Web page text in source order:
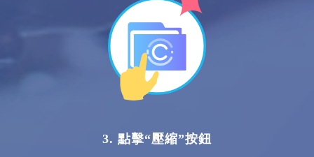
3. 點擊“壓縮”按鈕